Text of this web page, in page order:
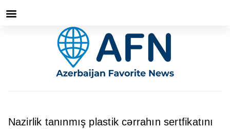
Nazirlik tanınmış plastik cərrahın sertfikatını